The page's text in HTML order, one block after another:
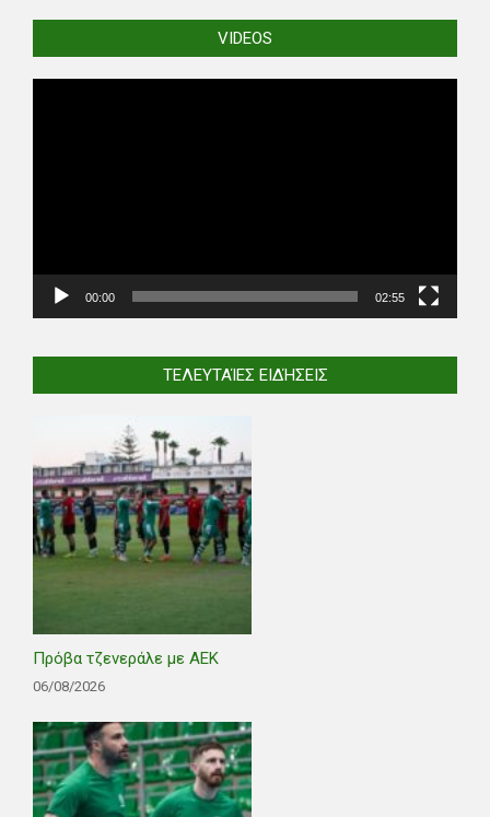
VIDEOS
00:00 02:55
ΤΕΛΕΥΤΑΊΕΣ ΕΙΔΉΣΕΙΣ
Πρόβα τζενεράλε με ΑΕΚ
06/08/2026